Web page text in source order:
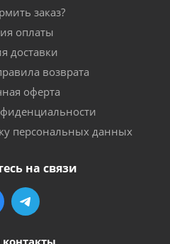
заказ?
оплаты
доставки
возврата
оферта
персональных данных
на связи